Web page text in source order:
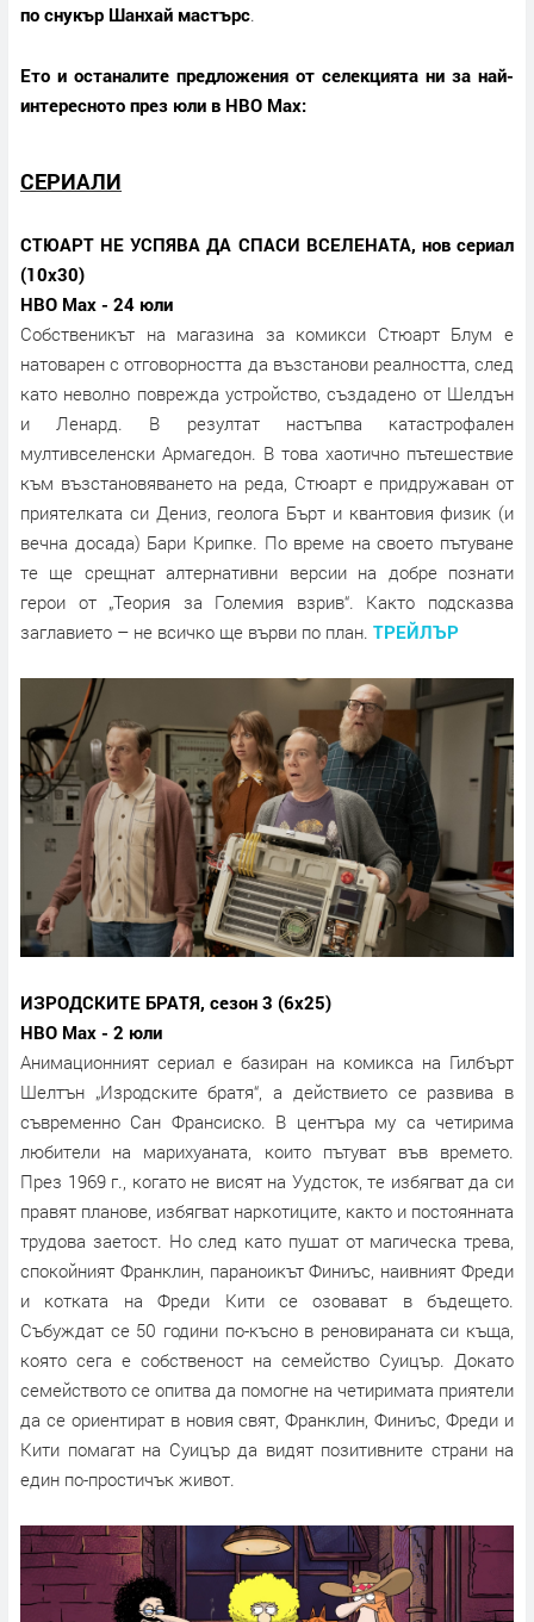
по снукър Шанхай мастърс.
Ето и останалите предложения от селекцията ни за най-
интересното през юли в HBO Max:
СЕРИАЛИ
СТЮАРТ НЕ УСПЯВА ДА СПАСИ ВСЕЛЕНАТА, нов сериал
(10х30)
HBO Max - 24 юли
Собственикът на магазина за комикси Стюарт Блум е
натоварен с отговорността да възстанови реалността, след
като неволно поврежда устройство, създадено от Шелдън
и Ленард. В резултат настъпва катастрофален
мултивселенски Армагедон. В това хаотично пътешествие
към възстановяването на реда, Стюарт е придружаван от
приятелката си Дениз, геолога Бърт и квантовия физик (и
вечна досада) Бари Крипке. По време на своето пътуване
те ще срещнат алтернативни версии на добре познати
герои от „Теория за Големия взрив“. Както подсказва
заглавието – не всичко ще върви по план. ТРЕЙЛЪР
ИЗРОДСКИТЕ БРАТЯ, сезон 3 (6х25)
HBO Max - 2 юли
Анимационният сериал е базиран на комикса на Гилбърт
Шелтън „Изродските братя“, а действието се развива в
съвременно Сан Франсиско. В центъра му са четирима
любители на марихуаната, които пътуват във времето.
През 1969 г., когато не висят на Уудсток, те избягват да си
правят планове, избягват наркотиците, както и постоянната
трудова заетост. Но след като пушат от магическа трева,
спокойният Франклин, параноикът Финиъс, наивният Фреди
и котката на Фреди Кити се озовават в бъдещето.
Събуждат се 50 години по-късно в реновираната си къща,
която сега е собственост на семейство Суицър. Докато
семейството се опитва да помогне на четиримата приятели
да се ориентират в новия свят, Франклин, Финиъс, Фреди и
Кити помагат на Суицър да видят позитивните страни на
един по-простичък живот.